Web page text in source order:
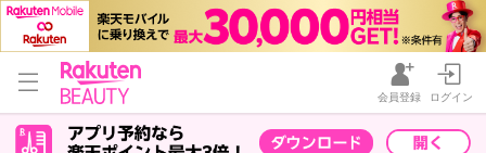
会員登録 ログイン